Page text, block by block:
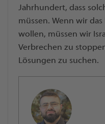
Jahrhundert, dass
müssen. Wenn wir
wollen, müssen wir
Verbrechen zu
Lösungen zu suchen.